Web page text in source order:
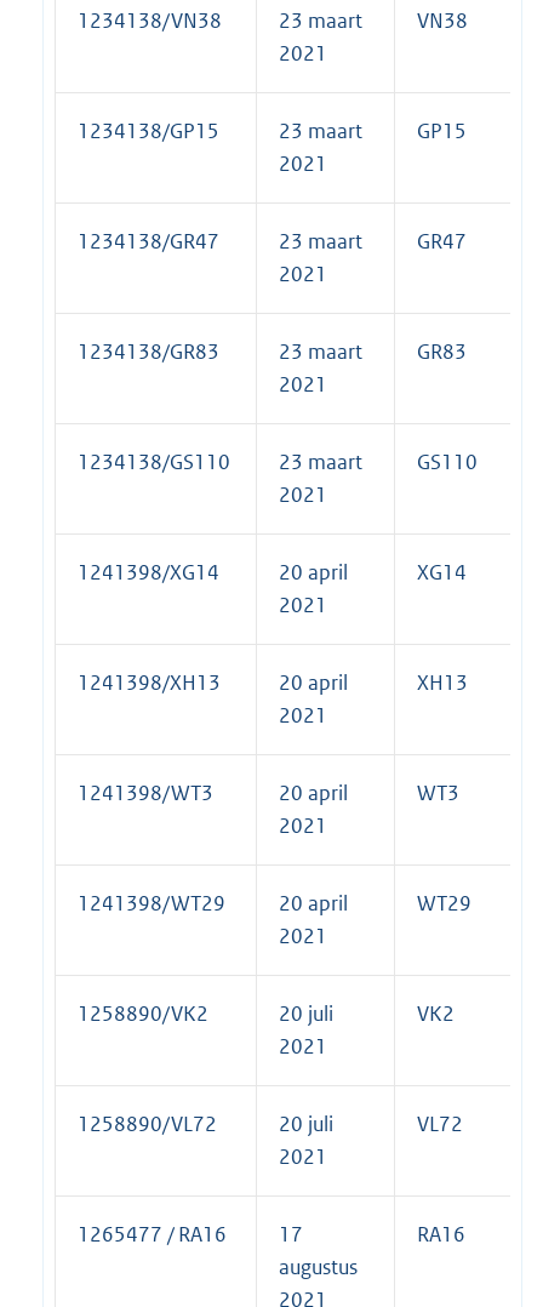
1234138/VN38
23 maart
2021
VN38
1234138/GP15
23 maart
2021
GP15
1234138/GR47
23 maart
2021
GR47
1234138/GR83
23 maart
2021
GR83
1234138/GS110
23 maart
2021
GS110
1241398/XG14
20 april
2021
XG14
1241398/XH13
20 april
2021
XH13
1241398/WT3
20 april
2021
WT3
1241398/WT29
20 april
2021
WT29
1258890/VK2
20 juli
2021
VK2
1258890/VL72
20 juli
2021
VL72
1265477 / RA16
17
augustus
2021
RA16